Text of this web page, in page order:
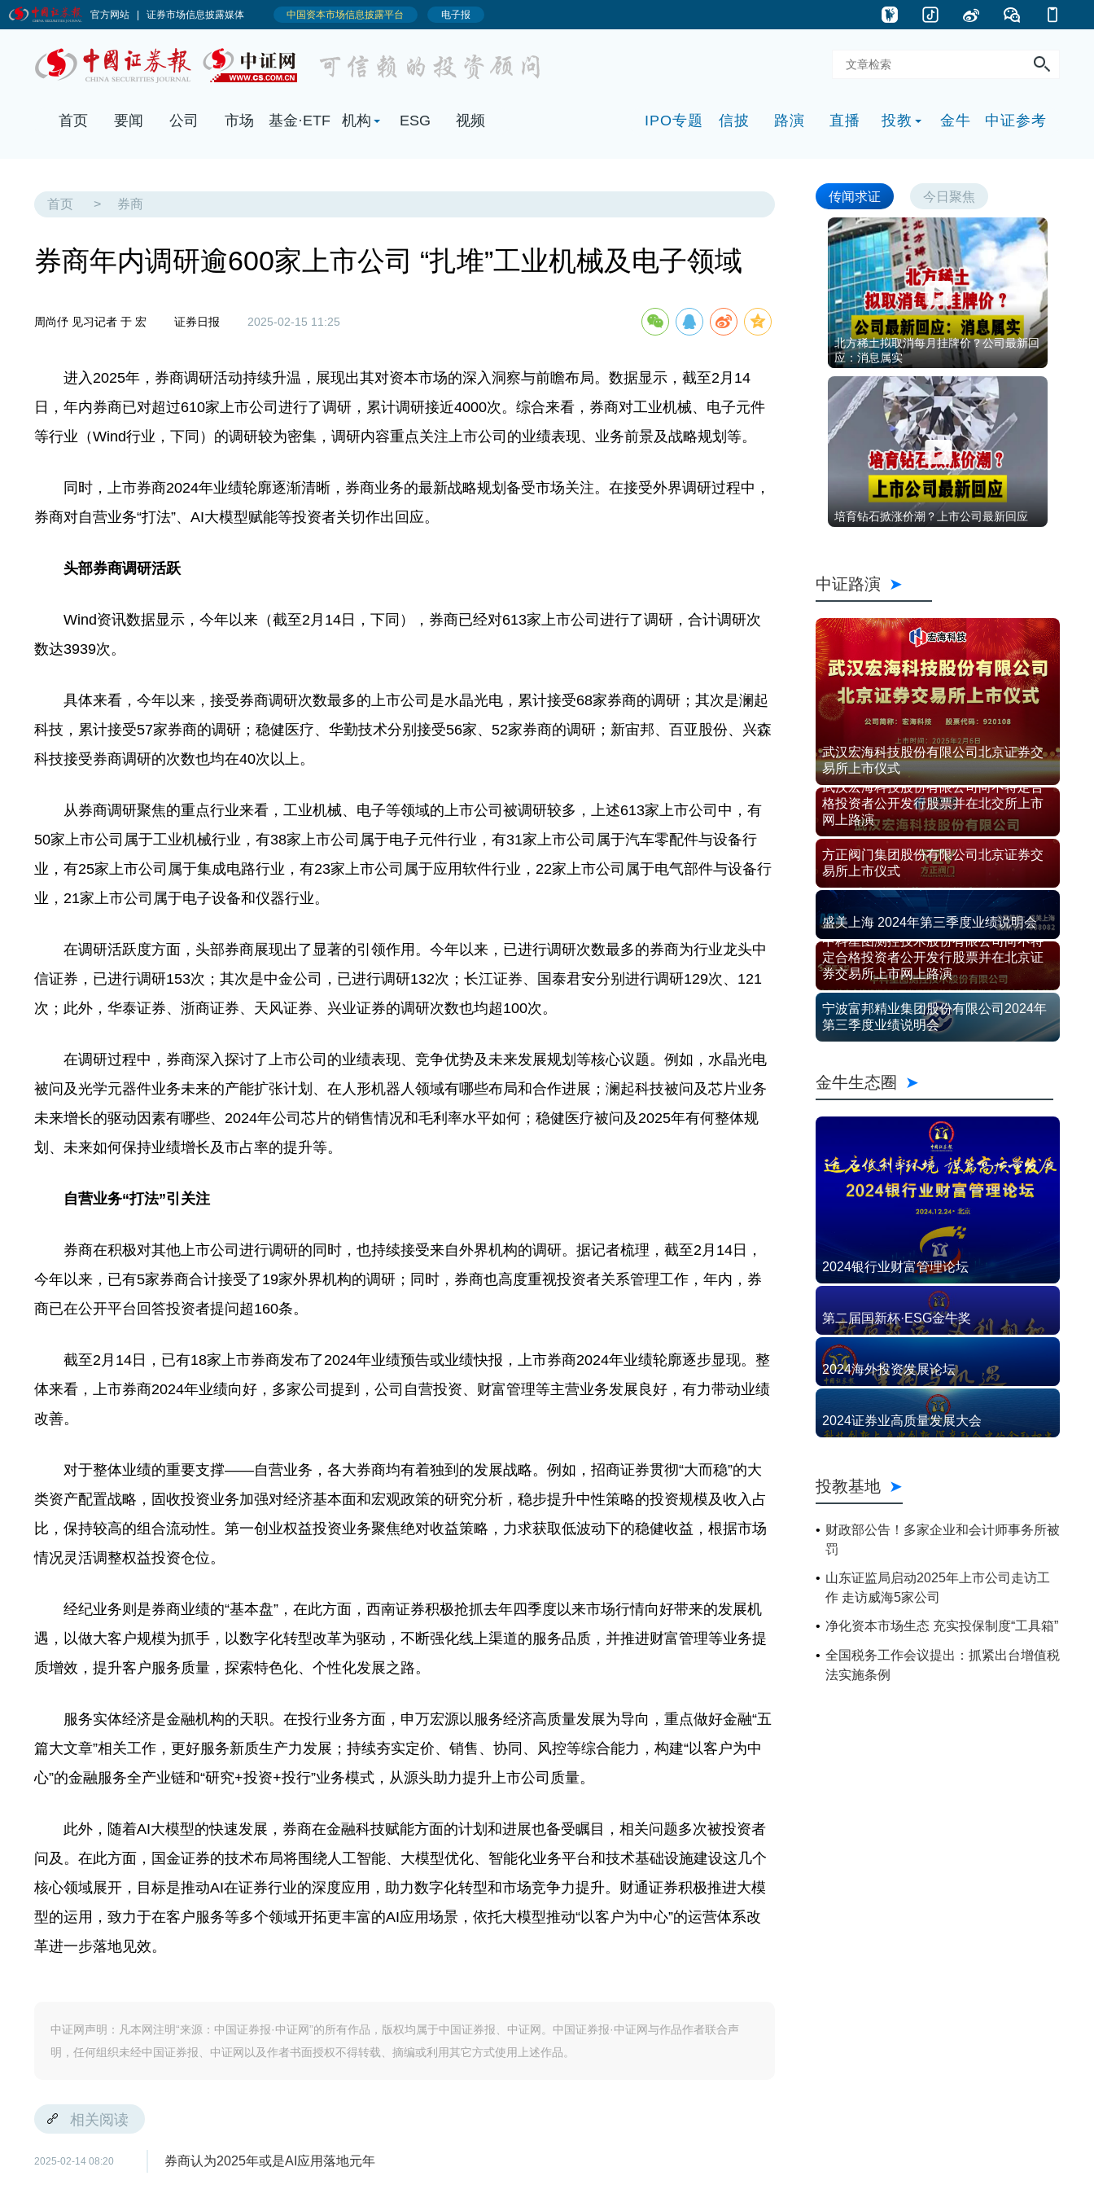
首页 要闻 公司 市场 基金·ETF 机构 ESG 视频 IPO专题 信披 路演 直播 投教 金牛 中证参考
首页 > 券商
券商年内调研逾600家上市公司 “扎堆”工业机械及电子领域
周尚伃 见习记者 于 宏 证券日报 2025-02-15 11:25
进入2025年，券商调研活动持续升温，展现出其对资本市场的深入洞察与前瞻布局。数据显示，截至2月14
日，年内券商已对超过610家上市公司进行了调研，累计调研接近4000次。综合来看，券商对工业机械、电子元件
等行业（Wind行业，下同）的调研较为密集，调研内容重点关注上市公司的业绩表现、业务前景及战略规划等。
同时，上市券商2024年业绩轮廓逐渐清晰，券商业务的最新战略规划备受市场关注。在接受外界调研过程中，
券商对自营业务“打法”、AI大模型赋能等投资者关切作出回应。
头部券商调研活跃
Wind资讯数据显示，今年以来（截至2月14日，下同），券商已经对613家上市公司进行了调研，合计调研次
数达3939次。
具体来看，今年以来，接受券商调研次数最多的上市公司是水晶光电，累计接受68家券商的调研；其次是澜起
科技，累计接受57家券商的调研；稳健医疗、华勤技术分别接受56家、52家券商的调研；新宙邦、百亚股份、兴森
科技接受券商调研的次数也均在40次以上。
从券商调研聚焦的重点行业来看，工业机械、电子等领域的上市公司被调研较多，上述613家上市公司中，有
50家上市公司属于工业机械行业，有38家上市公司属于电子元件行业，有31家上市公司属于汽车零配件与设备行
业，有25家上市公司属于集成电路行业，有23家上市公司属于应用软件行业，22家上市公司属于电气部件与设备行
业，21家上市公司属于电子设备和仪器行业。
在调研活跃度方面，头部券商展现出了显著的引领作用。今年以来，已进行调研次数最多的券商为行业龙头中
信证券，已进行调研153次；其次是中金公司，已进行调研132次；长江证券、国泰君安分别进行调研129次、121
次；此外，华泰证券、浙商证券、天风证券、兴业证券的调研次数也均超100次。
在调研过程中，券商深入探讨了上市公司的业绩表现、竞争优势及未来发展规划等核心议题。例如，水晶光电
被问及光学元器件业务未来的产能扩张计划、在人形机器人领域有哪些布局和合作进展；澜起科技被问及芯片业务
未来增长的驱动因素有哪些、2024年公司芯片的销售情况和毛利率水平如何；稳健医疗被问及2025年有何整体规
划、未来如何保持业绩增长及市占率的提升等。
自营业务“打法”引关注
券商在积极对其他上市公司进行调研的同时，也持续接受来自外界机构的调研。据记者梳理，截至2月14日，
今年以来，已有5家券商合计接受了19家外界机构的调研；同时，券商也高度重视投资者关系管理工作，年内，券
商已在公开平台回答投资者提问超160条。
截至2月14日，已有18家上市券商发布了2024年业绩预告或业绩快报，上市券商2024年业绩轮廓逐步显现。整
体来看，上市券商2024年业绩向好，多家公司提到，公司自营投资、财富管理等主营业务发展良好，有力带动业绩
改善。
对于整体业绩的重要支撑——自营业务，各大券商均有着独到的发展战略。例如，招商证券贯彻“大而稳”的大
类资产配置战略，固收投资业务加强对经济基本面和宏观政策的研究分析，稳步提升中性策略的投资规模及收入占
比，保持较高的组合流动性。第一创业权益投资业务聚焦绝对收益策略，力求获取低波动下的稳健收益，根据市场
情况灵活调整权益投资仓位。
经纪业务则是券商业绩的“基本盘”，在此方面，西南证券积极抢抓去年四季度以来市场行情向好带来的发展机
遇，以做大客户规模为抓手，以数字化转型改革为驱动，不断强化线上渠道的服务品质，并推进财富管理等业务提
质增效，提升客户服务质量，探索特色化、个性化发展之路。
服务实体经济是金融机构的天职。在投行业务方面，申万宏源以服务经济高质量发展为导向，重点做好金融“五
篇大文章”相关工作，更好服务新质生产力发展；持续夯实定价、销售、协同、风控等综合能力，构建“以客户为中
心”的金融服务全产业链和“研究+投资+投行”业务模式，从源头助力提升上市公司质量。
此外，随着AI大模型的快速发展，券商在金融科技赋能方面的计划和进展也备受瞩目，相关问题多次被投资者
问及。在此方面，国金证券的技术布局将围绕人工智能、大模型优化、智能化业务平台和技术基础设施建设这几个
核心领域展开，目标是推动AI在证券行业的深度应用，助力数字化转型和市场竞争力提升。财通证券积极推进大模
型的运用，致力于在客户服务等多个领域开拓更丰富的AI应用场景，依托大模型推动“以客户为中心”的运营体系改
革进一步落地见效。
中证网声明：凡本网注明“来源：中国证券报·中证网”的所有作品，版权均属于中国证券报、中证网。中国证券报·中证网与作品作者联合声
明，任何组织未经中国证券报、中证网以及作者书面授权不得转载、摘编或利用其它方式使用上述作品。
相关阅读
2025-02-14 08:20 券商认为2025年或是AI应用落地元年
传闻求证 今日聚焦
北方稀土拟取消每月挂牌价？公司最新回
应：消息属实
培育钻石掀涨价潮？上市公司最新回应
中证路演
武汉宏海科技股份有限公司北京证券交
易所上市仪式
武汉宏海科技股份有限公司向不特定合
格投资者公开发行股票并在北交所上市
网上路演
方正阀门集团股份有限公司北京证券交
易所上市仪式
盛美上海 2024年第三季度业绩说明会
中科星图测控技术股份有限公司向不特
定合格投资者公开发行股票并在北京证
券交易所上市网上路演
宁波富邦精业集团股份有限公司2024年
第三季度业绩说明会
金牛生态圈
2024银行业财富管理论坛
第二届国新杯·ESG金牛奖
2024海外投资发展论坛
2024证券业高质量发展大会
投教基地
财政部公告！多家企业和会计师事务所被
罚
山东证监局启动2025年上市公司走访工
作 走访威海5家公司
净化资本市场生态 充实投保制度“工具箱”
全国税务工作会议提出：抓紧出台增值税
法实施条例